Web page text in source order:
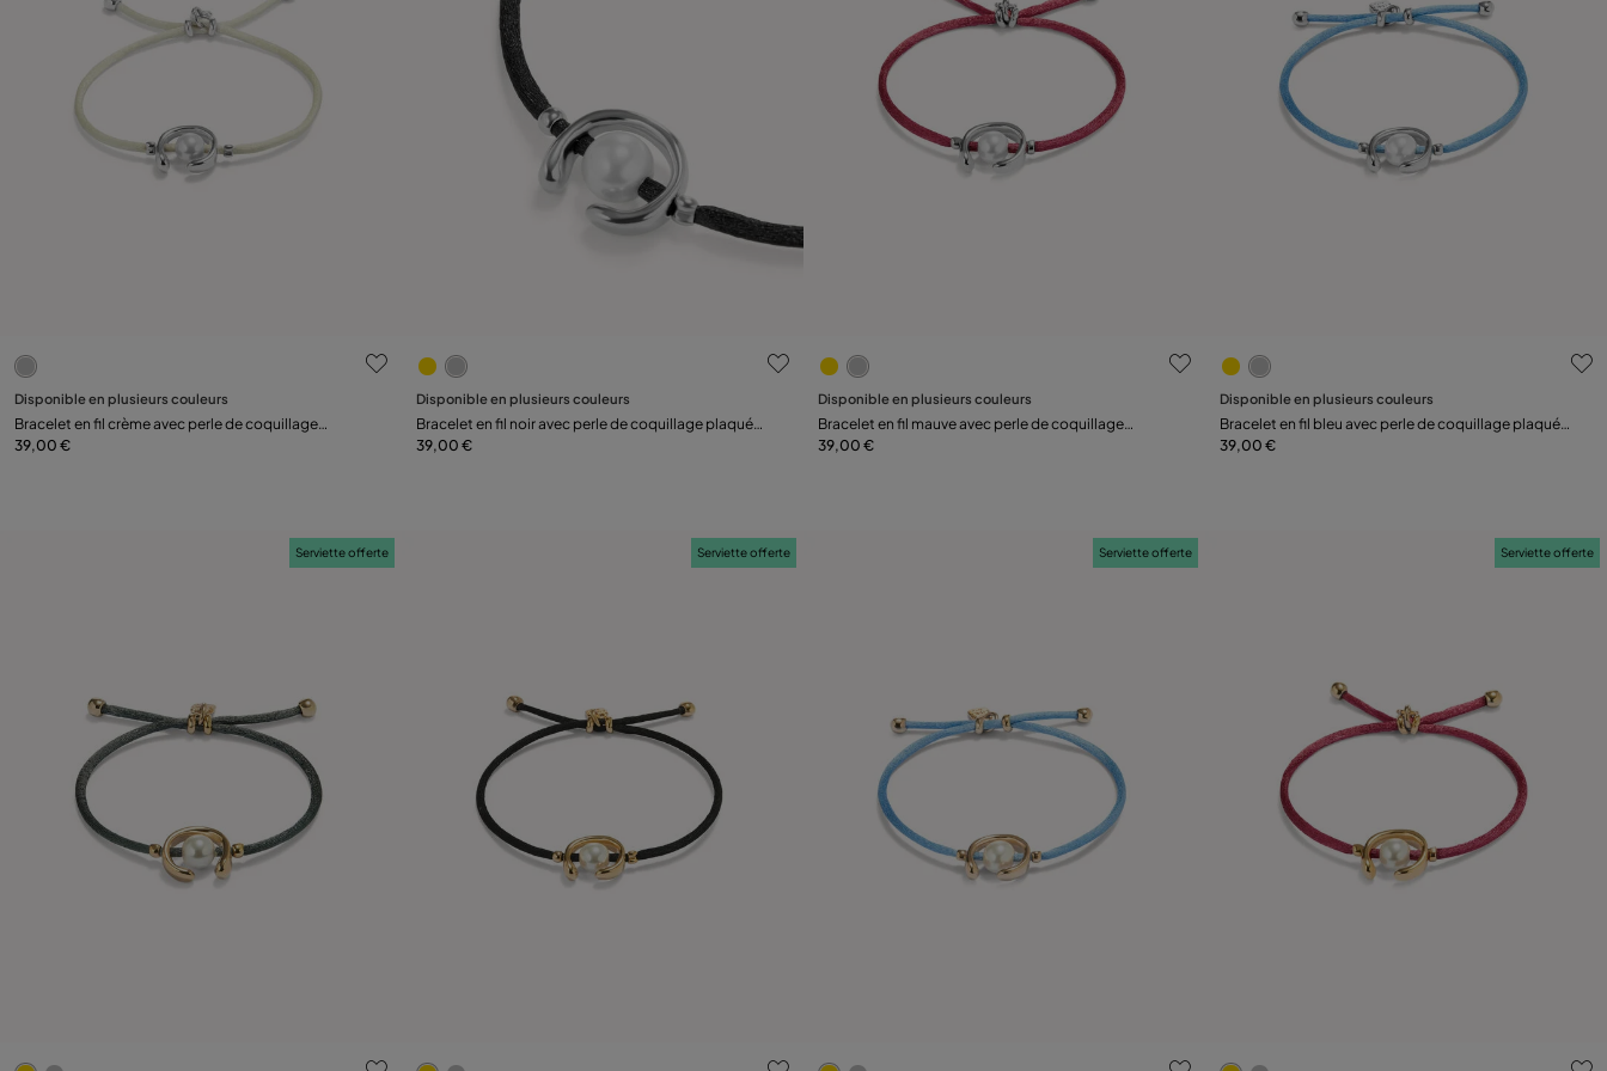
5 sur 5 Evaluation des clients
Ajouter au panier
Disponible en plusieurs couleurs
Bracelet en fil crème avec perle de coquillage
plaquée argent.
39,00 €
3,9 sur 5 Evaluation des clients
Ajouter au panier
Disponible en plusieurs couleurs
Bracelet en fil noir avec perle de coquillage plaquée
argent.
39,00 €
5 sur 5 Evaluation des clients
Ajouter au panier
Disponible en plusieurs couleurs
Bracelet en fil mauve avec perle de coquillage
plaquée argent.
39,00 €
3,8 sur 5 Evaluation des clients
Ajouter au panier
Disponible en plusieurs couleurs
Bracelet en fil bleu avec perle de coquillage plaquée
argent.
39,00 €
5 sur 5 Evaluation des clients
Serviette offerte
3,2 sur 5 Evaluation des clients
Serviette offerte
3,1 sur 5 Evaluation des clients
Serviette offerte
5 sur 5 Evaluation des clients
Serviette offerte